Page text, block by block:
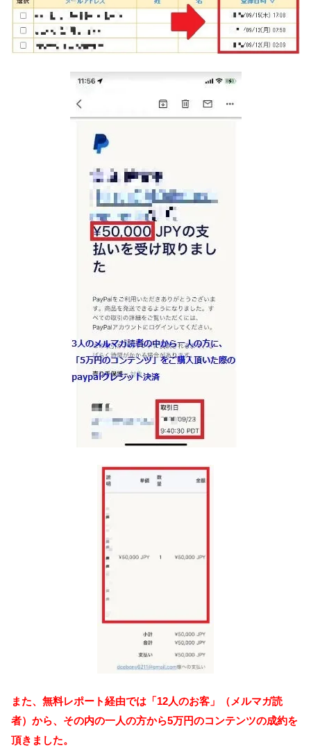
また、無料レポート経由では「12人のお客」（メルマガ読
者）から、その内の一人の方から5万円のコンテンツの成約を
頂きました。